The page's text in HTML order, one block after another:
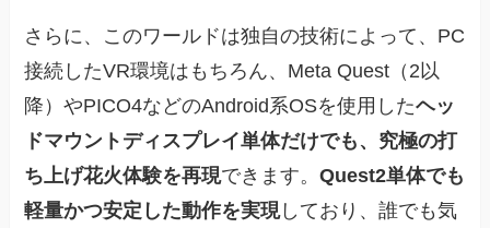
さらに、このワールドは独自の技術によって、PC
接続したVR環境はもちろん、Meta Quest（2以
降）やPICO4などのAndroid系OSを使用したヘッ
ドマウントディスプレイ単体だけでも、究極の打
ち上げ花火体験を再現できます。Quest2単体でも
軽量かつ安定した動作を実現しており、誰でも気